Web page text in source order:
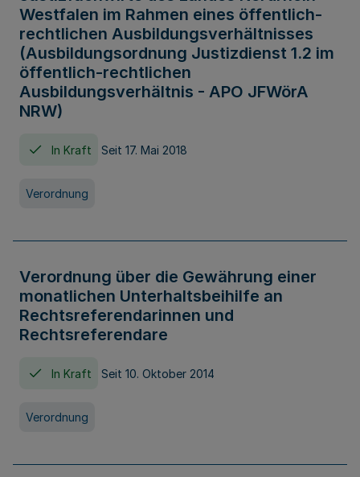
Westfalen im Rahmen eines öffentlich-
rechtlichen Ausbildungsverhältnisses
(Ausbildungsordnung Justizdienst 1.2 im
öffentlich-rechtlichen
Ausbildungsverhältnis - APO JFWörA
NRW)
In Kraft Seit 17. Mai 2018
Verordnung
Verordnung über die Gewährung einer
monatlichen Unterhaltsbeihilfe an
Rechtsreferendarinnen und
Rechtsreferendare
In Kraft Seit 10. Oktober 2014
Verordnung